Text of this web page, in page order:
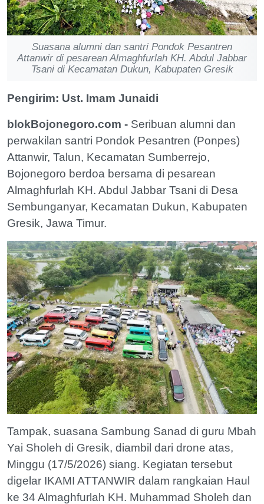
Suasana alumni dan santri Pondok Pesantren
Attanwir di pesarean Almaghfurlah KH. Abdul Jabbar
Tsani di Kecamatan Dukun, Kabupaten Gresik
Pengirim: Ust. Imam Junaidi
blokBojonegoro.com - Seribuan alumni dan
perwakilan santri Pondok Pesantren (Ponpes)
Attanwir, Talun, Kecamatan Sumberrejo,
Bojonegoro berdoa bersama di pesarean
Almaghfurlah KH. Abdul Jabbar Tsani di Desa
Sembunganyar, Kecamatan Dukun, Kabupaten
Gresik, Jawa Timur.
Tampak, suasana Sambung Sanad di guru Mbah
Yai Sholeh di Gresik, diambil dari drone atas,
Minggu (17/5/2026) siang. Kegiatan tersebut
digelar IKAMI ATTANWIR dalam rangkaian Haul
ke 34 Almaghfurlah KH. Muhammad Sholeh dan